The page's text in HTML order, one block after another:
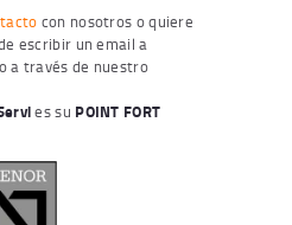
con nosotros o quiere
escribir un email a
o a través de nuestro
es su POINT FORT